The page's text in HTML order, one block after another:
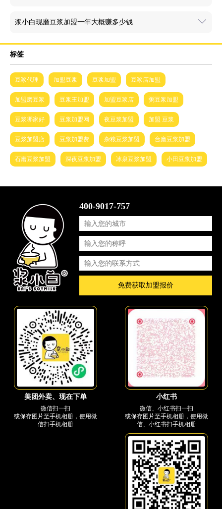
浆小白现磨豆浆加盟一年大概赚多少钱
标签
豆浆代理 加盟豆浆 豆浆加盟 豆浆店加盟
加盟磨豆浆 豆浆王加盟 加盟豆浆店 粥豆浆加盟
豆浆哪家好 豆浆加盟网 夜豆浆加盟 加盟 豆浆
豆浆加盟店 豆浆加盟费 杂粮豆浆加盟 台磨豆浆加盟
石磨豆浆加盟 深夜豆浆加盟 冰泉豆浆加盟 小田豆浆加盟
400-9017-757
免费获取加盟报价
美团外卖、现在下单
微信扫一扫
或保存图片至手机相册，使用微
信扫手机相册
小红书
微信、小红书扫一扫
或保存图片至手机相册，使用微
信、小红书扫手机相册